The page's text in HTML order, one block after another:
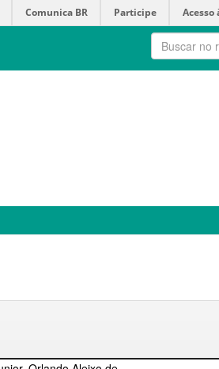
Comunica BR Participe Acesso